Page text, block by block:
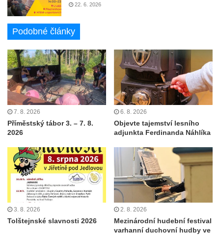
22. 6. 2026
Podobné články
7. 8. 2026
Příměstský tábor 3. – 7. 8.
2026
6. 8. 2026
Objevte tajemství lesního
adjunkta Ferdinanda Náhlíka
3. 8. 2026
Tolštejnské slavnosti 2026
2. 8. 2026
Mezinárodní hudební festival
varhanní duchovní hudby ve